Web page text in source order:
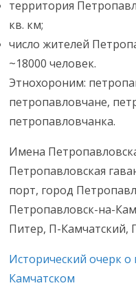
территория
кв. км;
число жителей
~18000 человек.
Этнохороним:
петропавловчане,
петропавловчанка.
Имена
Петропавловская
порт, город
Петропавловск-на-
Питер, П-Камчатский,
Исторический очерк
Камчатском